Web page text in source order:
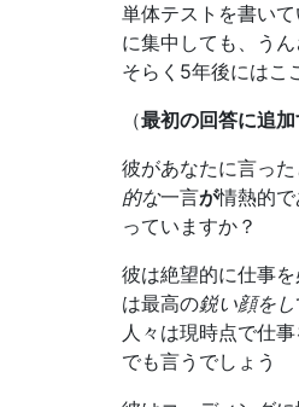
単体テストを書い
に集中しても、う
そらく5年後にはこ
（最初の回答に追
彼があなたに言っ
的な一言が情熱的
っていますか？
彼は絶望的に仕事
は最高の鋭い顔をし
人々は現時点で仕
でも言うでしょう